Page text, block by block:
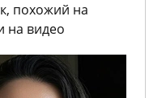
похожий на
на видео